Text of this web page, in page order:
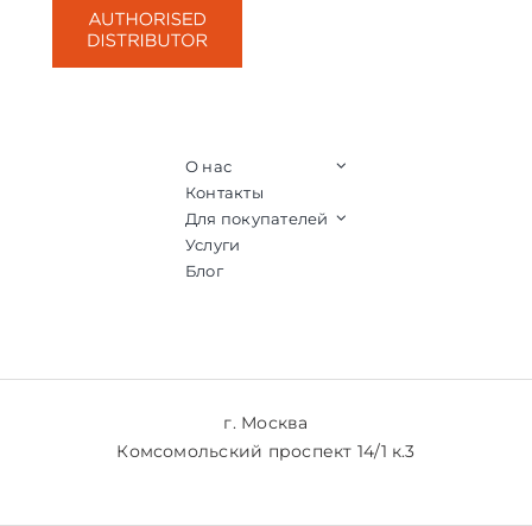
О нас
Контакты
Для покупателей
Услуги
Блог
г. Москва
Комсомольский проспект 14/1 к.3